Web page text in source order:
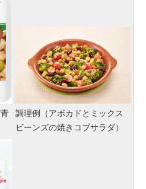
調理例（アボカドとミックス
ビーンズの焼きコブサラダ）